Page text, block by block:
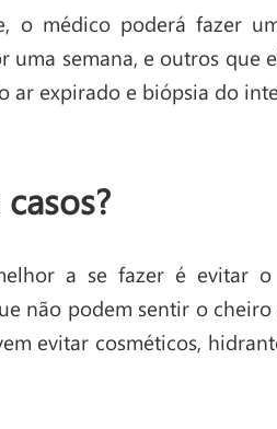
o médico poderá fazer
semana, e outros que
ar expirado e biópsia do
a se fazer é evitar o
não podem sentir o
evitar cosméticos,